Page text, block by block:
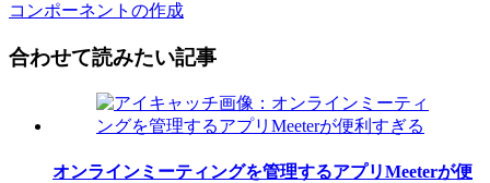
コンポーネントの作成
合わせて読みたい記事
オンラインミーティングを管理するアプリMeeterが便